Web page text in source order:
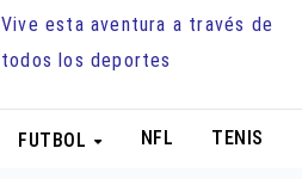
Vive esta aventura a través de
todos los deportes
FUTBOL NFL TENIS